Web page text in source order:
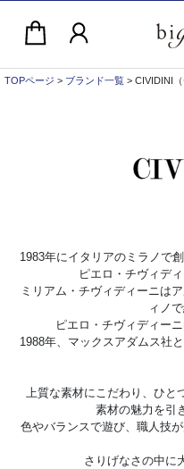
TOPページ > ブランド一覧 > CIVIDINI（
1983年にイタリアのミラノで
ピエロ・チヴィデ
ミリアム・チヴィディーニは
ィノ
ピエロ・チヴィディー
1988年、マックスアダムス社
上質な素材にこだわり、ひ
素材の魅力を引
色やバランスで遊び、職人技
さりげなさの中に